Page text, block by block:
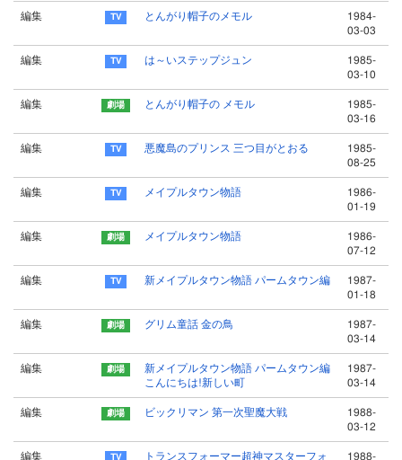
編集 とんがり帽子のメモル
1984-
03-03
編集 は～いステップジュン
1985-
03-10
編集 とんがり帽子の メモル
1985-
03-16
編集 悪魔島のプリンス 三つ目がとおる
1985-
08-25
編集 メイプルタウン物語
1986-
01-19
編集 メイプルタウン物語
1986-
07-12
編集 新メイプルタウン物語 パームタウン編
1987-
01-18
編集 グリム童話 金の鳥
1987-
03-14
編集
新メイプルタウン物語 パームタウン編
こんにちは!新しい町
1987-
03-14
編集 ビックリマン 第一次聖魔大戦
1988-
03-12
編集 トランスフォーマー超神マスターフォ 1988-